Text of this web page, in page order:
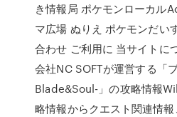
き情報局 ポケモンローカル
マ広場 ぬりえ ポケモンだい
合わせ ご利用に 当サイトに
会社NC SOFTが運営する「
Blade&Soul-」の攻略情報
略情報からクエスト関連情